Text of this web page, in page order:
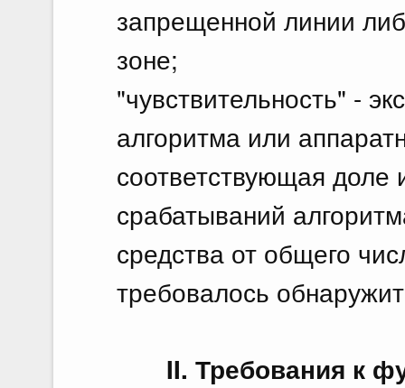
запрещенной линии
зоне;
"чувствительность" -
алгоритма или
соответствующая доле
срабатываний
средства от общего
требовалось
II. Требования к